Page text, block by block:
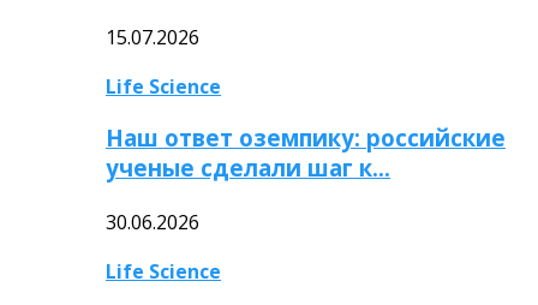
15.07.2026
Life Science
Наш ответ оземпику: российские
ученые сделали шаг к…
30.06.2026
Life Science